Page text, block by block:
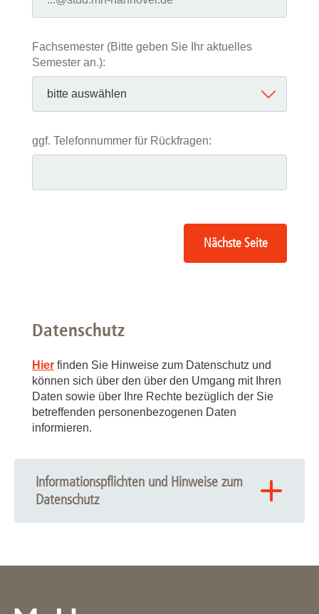
Fachsemester (Bitte geben Sie Ihr aktuelles
Semester an.):
ggf. Telefonnummer für Rückfragen:
Nächste Seite
Datenschutz
Hier finden Sie Hinweise zum Datenschutz und
können sich über den über den Umgang mit Ihren
Daten sowie über Ihre Rechte bezüglich der Sie
betreffenden personenbezogenen Daten
informieren.
Informationspflichten und Hinweise zum
Datenschutz